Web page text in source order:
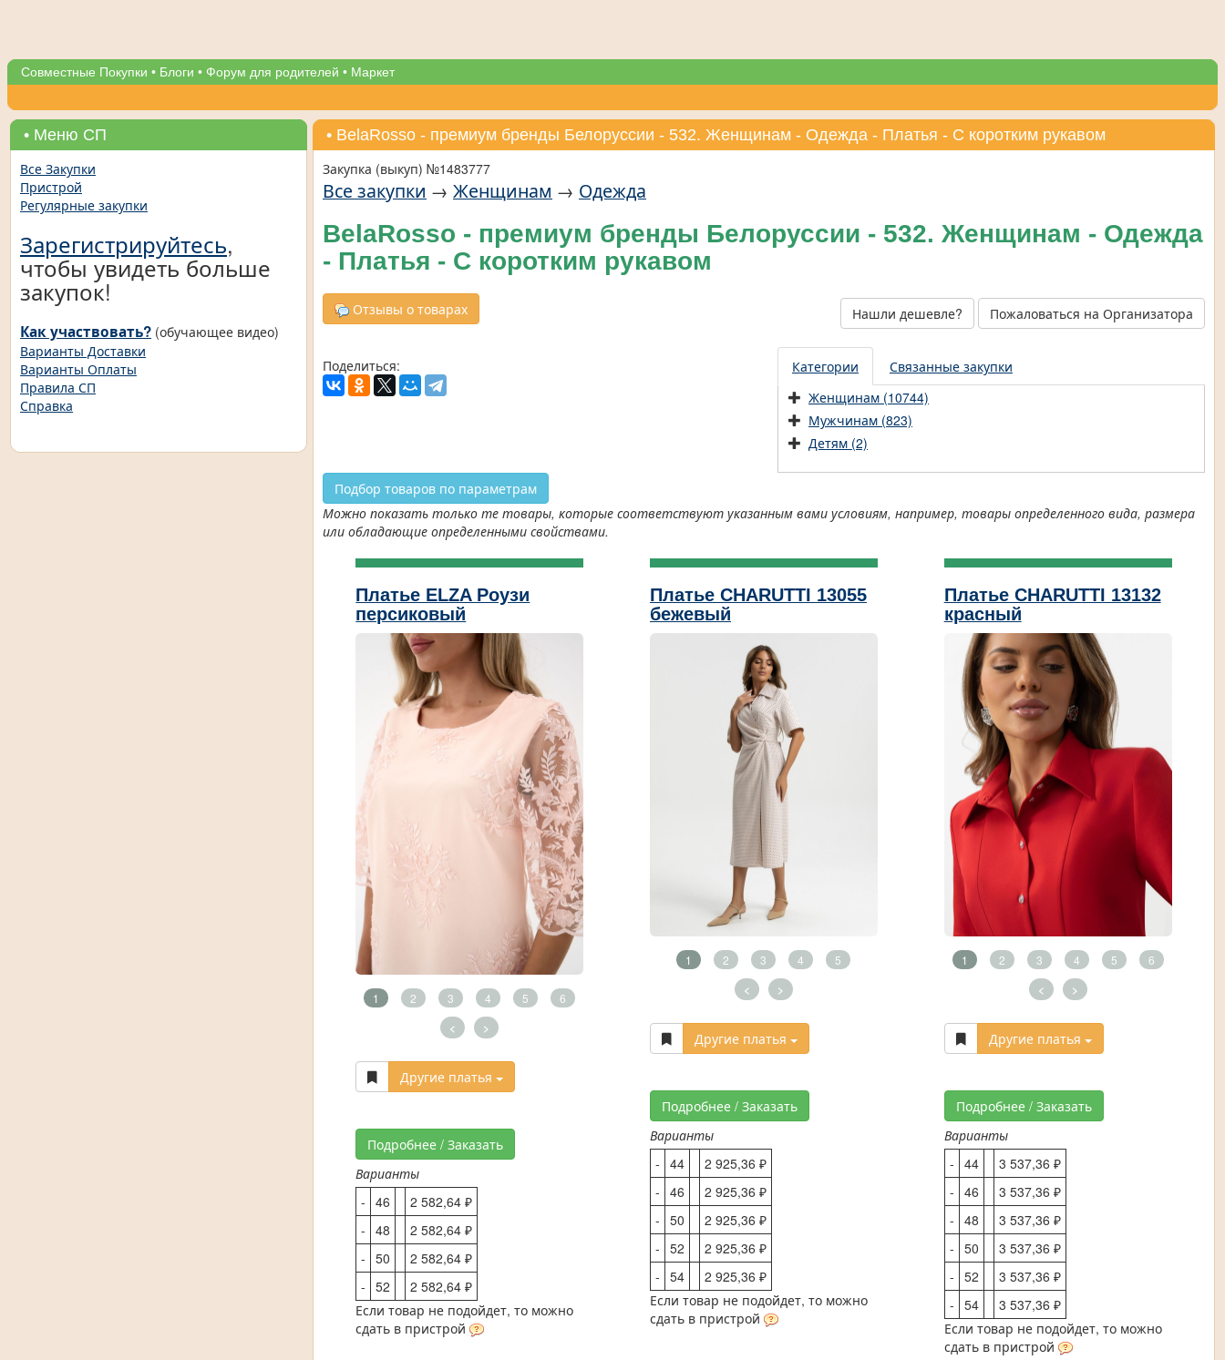
Совместные Покупки • Блоги • Форум для родителей • Маркет
• Меню СП
Все Закупки
Пристрой
Регулярные закупки
Зарегистрируйтесь,
чтобы увидеть больше
закупок!
Как участвовать? (обучающее видео)
Варианты Доставки
Варианты Оплаты
Правила СП
Справка
• BelaRosso - премиум бренды Белоруссии - 532. Женщинам - Одежда - Платья - С коротким рукавом
Закупка (выкуп) №1483777
Все закупки → Женщинам → Одежда
BelaRosso - премиум бренды Белоруссии - 532. Женщинам - Одежда
- Платья - С коротким рукавом
Отзывы о товарах Нашли дешевле? Пожаловаться на Организатора
Поделиться: Категории
Связанные закупки
Женщинам (10744)
Мужчинам (823)
Детям (2)
Подбор товаров по параметрам
Можно показать только те товары, которые соответствуют указанным вами условиям, например, товары определенного вида, размера
или обладающие определенными свойствами.
Платье ELZA Роузи
персиковый
1 2 3 4 5 6
< >
Другие платья
Подробнее / Заказать
Варианты
-
46
2 582,64 ₽
-
48
2 582,64 ₽
-
50
2 582,64 ₽
-
52
2 582,64 ₽
Если товар не подойдет, то можно
сдать в пристрой
Платье CHARUTTI 13055
бежевый
1 2 3 4 5
< >
Другие платья
Подробнее / Заказать
Варианты
- 44
2 925,36 ₽
- 46
2 925,36 ₽
- 50
2 925,36 ₽
- 52
2 925,36 ₽
- 54
2 925,36 ₽
Если товар не подойдет, то можно
сдать в пристрой
Платье CHARUTTI 13132
красный
1 2 3 4 5 6
< >
Другие платья
Подробнее / Заказать
Варианты
- 44
3 537,36 ₽
- 46
3 537,36 ₽
- 48
3 537,36 ₽
- 50
3 537,36 ₽
- 52
3 537,36 ₽
- 54
3 537,36 ₽
Если товар не подойдет, то можно
сдать в пристрой